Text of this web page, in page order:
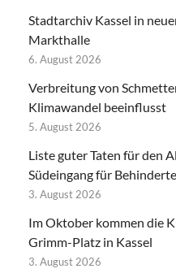
Stadtarchiv Kassel in
Markthalle
6. August 2026
Verbreitung von
Klimawandel beeinflusst
5. August 2026
Liste guter Taten für den
Südeingang für
3. August 2026
Im Oktober kommen die
Grimm-Platz in Kassel
3. August 2026